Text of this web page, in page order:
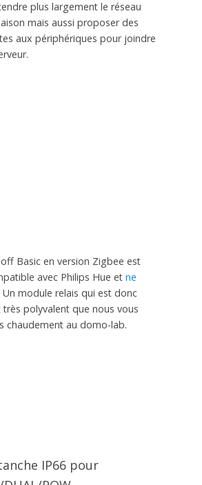
plus largement le réseau
mais aussi proposer des
aux périphériques pour joindre
Basic en version Zigbee est
avec Philips Hue et ne
Un module relais qui est donc
polyvalent que nous vous
chaudement au domo-lab.
IP66 pour